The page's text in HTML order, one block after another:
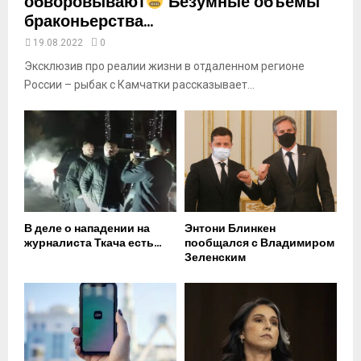
браконьерства...
19.08.2022 0
Эксклюзив про реалии жизни в отдаленном регионе
России – рыбак с Камчатки рассказывает...
В деле о нападении на
журналиста Ткача есть...
Энтони Блинкен
пообщался с Владимиром
Зеленским